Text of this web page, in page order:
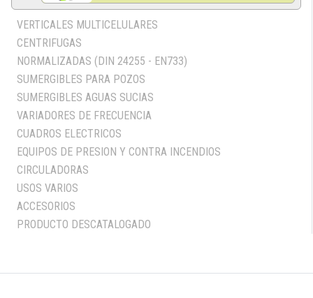
VERTICALES MULTICELULARES
CENTRIFUGAS
NORMALIZADAS (DIN 24255 - EN733)
SUMERGIBLES PARA POZOS
SUMERGIBLES AGUAS SUCIAS
VARIADORES DE FRECUENCIA
CUADROS ELECTRICOS
EQUIPOS DE PRESION Y CONTRA INCENDIOS
CIRCULADORAS
USOS VARIOS
ACCESORIOS
PRODUCTO DESCATALOGADO